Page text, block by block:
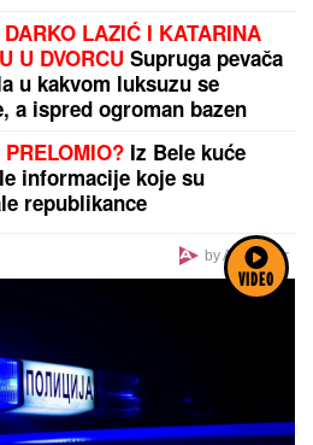
VIDEO
LAZIĆ I KATARINA
U DVORCU Supruga pevača
u kakvom luksuzu se
a ispred ogroman bazen
Iz Bele kuće
informacije koje su
republikance
by Aklamator